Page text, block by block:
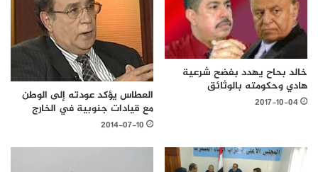
خالد بحاح يهدد بفضح شرعية
هادي وحكومته بالوثائق
2017-10-04
العطاس يؤكد عودته إلى الوطن
مع قيادات جنوبية في الخارج
2014-07-10